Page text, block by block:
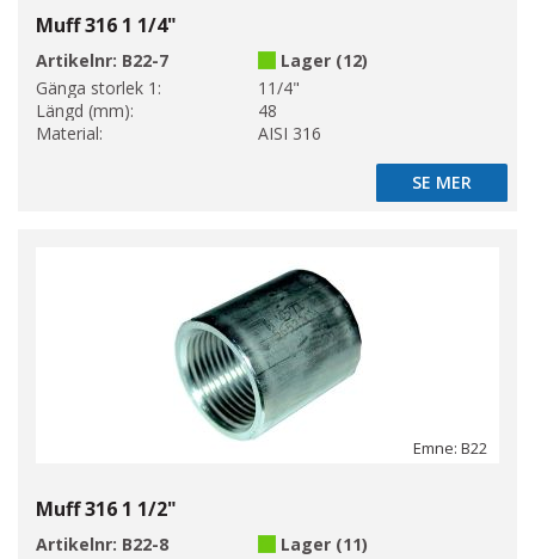
Muff 316 1 1/4"
Artikelnr: B22-7
Lager (12)
Gänga storlek 1:
11/4"
Längd (mm):
48
Material:
AISI 316
SE MER
SE MER
Emne: B22
Muff 316 1 1/2"
Artikelnr: B22-8 Lager (11)